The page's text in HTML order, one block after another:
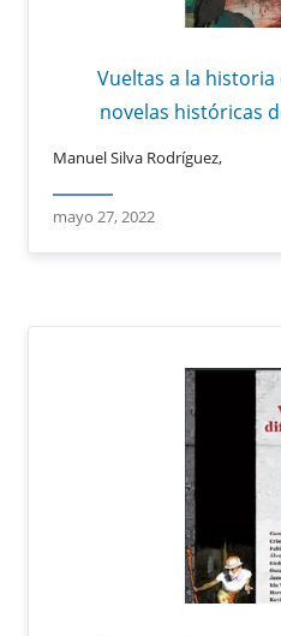
Vueltas a la historia
novelas históricas
Manuel Silva Rodríguez,
mayo 27, 2022